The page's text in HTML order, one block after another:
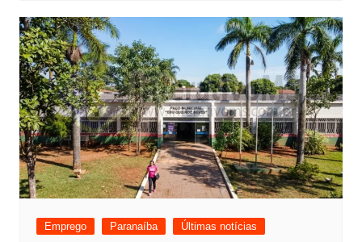
Emprego Paranaíba Últimas notícias